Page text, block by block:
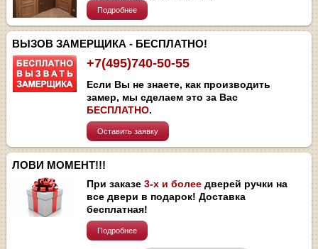
Подробнее
ВЫЗОВ ЗАМЕРЩИКА - БЕСПЛАТНО!
+7(495)740-50-55
Если Вы не знаете, как производить
замер, мы сделаем это за Вас
БЕСПЛАТНО.
Оставить заявку
ЛОВИ МОМЕНТ!!!
При заказе3-х и более дверей ручки на
все двери в подарок! Доставка
бесплатная!
Подробнее